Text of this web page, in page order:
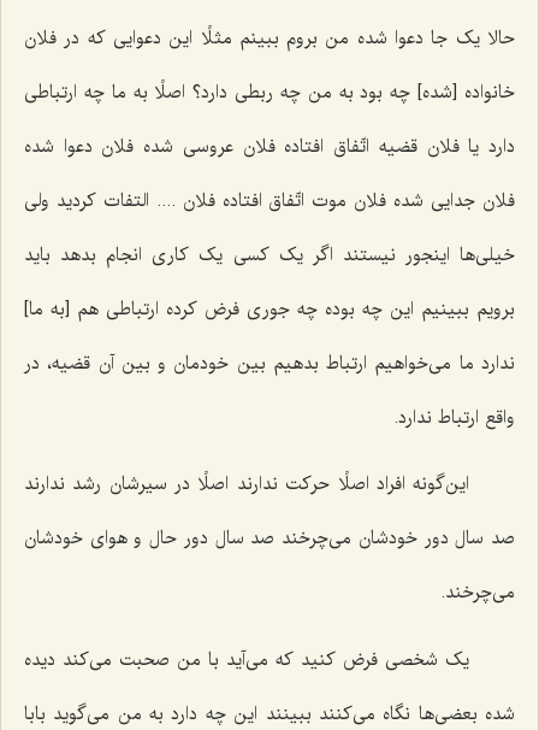
حالا یک جا دعوا شده من بروم ببینم مثلًا این دعوایی که در فلان
خانواده [شده‌] چه بود به من چه ربطی دارد؟ اصلًا به ما چه ارتباطی
دارد یا فلان قضیه اتّفاق افتاده فلان عروسی شده فلان دعوا شده
فلان جدایی شده فلان موت اتّفاق افتاده فلان .... التفات کردید ولی
خیلی‌ها اینجور نیستند اگر یک کسی یک کاری انجام بدهد باید
برویم ببینیم این چه بوده چه جوری فرض کرده ارتباطی هم [به ما]
ندارد ما می‌خواهیم ارتباط بدهیم بین خودمان و بین آن قضیه، در
واقع ارتباط ندارد.
این‌گونه افراد اصلًا حرکت ندارند اصلًا در سیرشان رشد ندارند
صد سال دور خودشان می‌چرخند صد سال دور حال و هوای خودشان
می‌چرخند.
یک شخصی فرض کنید که می‌آید با من صحبت می‌کند دیده
شده بعضی‌ها نگاه می‌کنند ببینند این چه دارد به من می‌گوید بابا